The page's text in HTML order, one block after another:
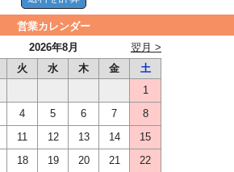
営業カレンダー
2026年8月
翌月 >
火 水 木 金
土
1
4 5 6 7
8
11 12 13 14
15
18 19 20 21
22